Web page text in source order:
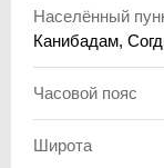
Населённый
Канибадам,
Часовой пояс
Широта